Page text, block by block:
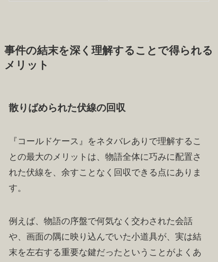
事件の結末を深く理解することで得られる
メリット
散りばめられた伏線の回収
『コールドケース』をネタバレありで理解するこ
との最大のメリットは、物語全体に巧みに配置さ
れた伏線を、余すことなく回収できる点にありま
す。
例えば、物語の序盤で何気なく交わされた会話
や、画面の隅に映り込んでいた小道具が、実は結
末を左右する重要な鍵だったということがよくあ